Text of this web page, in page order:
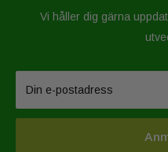
Vi håller dig gärna
Din e-postadress